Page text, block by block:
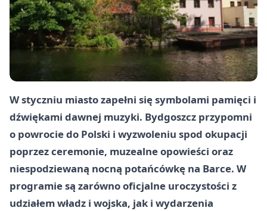
W styczniu miasto zapełni się symbolami pamięci i
dźwiękami dawnej muzyki. Bydgoszcz przypomni
o powrocie do Polski i wyzwoleniu spod okupacji
poprzez ceremonie, muzealne opowieści oraz
niespodziewaną nocną potańcówkę na Barce. W
programie są zarówno oficjalne uroczystości z
udziałem władz i wojska, jak i wydarzenia